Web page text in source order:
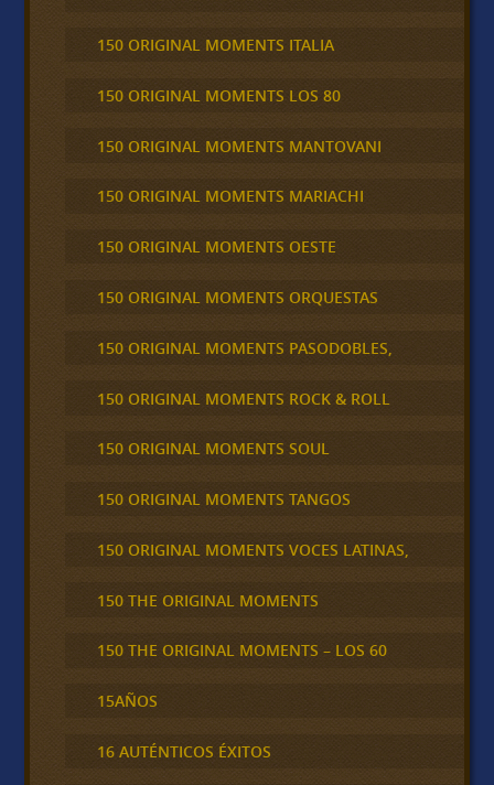
150 ORIGINAL MOMENTS ITALIA
150 ORIGINAL MOMENTS LOS 80
150 ORIGINAL MOMENTS MANTOVANI
150 ORIGINAL MOMENTS MARIACHI
150 ORIGINAL MOMENTS OESTE
150 ORIGINAL MOMENTS ORQUESTAS
150 ORIGINAL MOMENTS PASODOBLES,
150 ORIGINAL MOMENTS ROCK & ROLL
150 ORIGINAL MOMENTS SOUL
150 ORIGINAL MOMENTS TANGOS
150 ORIGINAL MOMENTS VOCES LATINAS,
150 THE ORIGINAL MOMENTS
150 THE ORIGINAL MOMENTS – LOS 60
15AÑOS
16 AUTÉNTICOS ÉXITOS